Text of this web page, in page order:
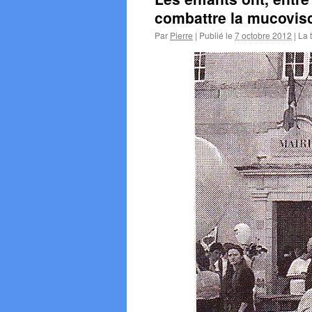
combattre la
Par Pierre | Publié le 7 octobre 2012 | La